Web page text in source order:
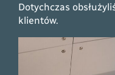
Dotychczas
klientów.